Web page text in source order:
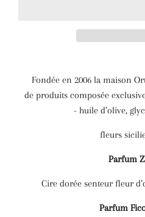
Fondée en 2006 la maison
deproduits composée
- huile d’olive,
fleurs
Parfum
Cire dorée senteur fleur
Parfum